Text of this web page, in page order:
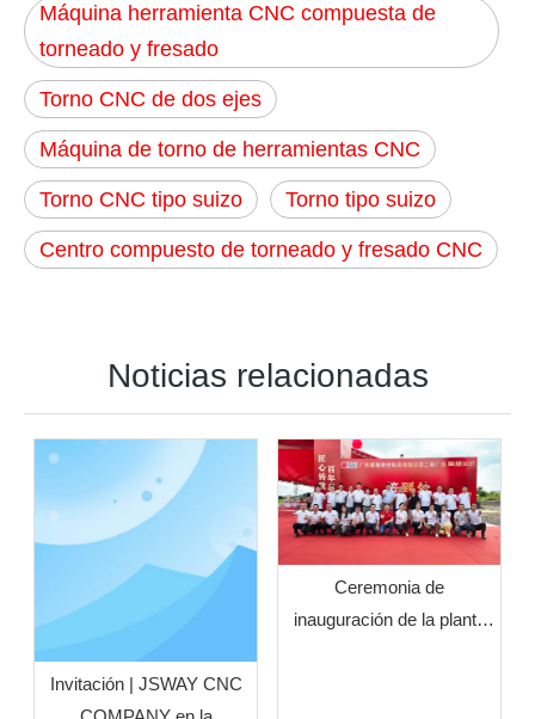
Máquina herramienta CNC compuesta de
torneado y fresado
Torno CNC de dos ejes
Máquina de torno de herramientas CNC
Torno CNC tipo suizo Torno tipo suizo
Centro compuesto de torneado y fresado CNC
Noticias relacionadas
Invitación | JSWAY CNC
Ceremonia de
inauguración de la planta